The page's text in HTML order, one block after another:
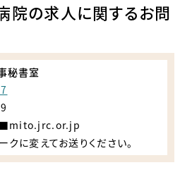
院の求人に関するお問
秘書室
に変えてお送りください。